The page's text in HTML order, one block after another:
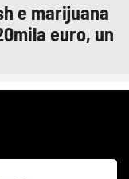
e marijuana
euro, un